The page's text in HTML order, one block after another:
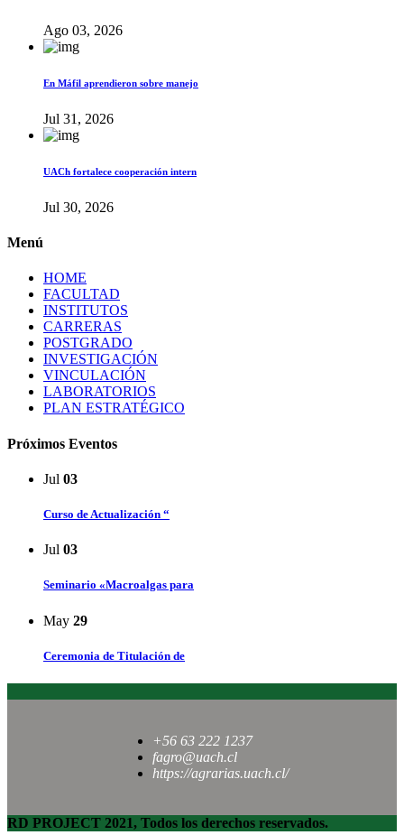
Ago 03, 2026
En Máfil aprendieron sobre manejo
Jul 31, 2026
UACh fortalece cooperación intern
Jul 30, 2026
Menú
HOME
FACULTAD
INSTITUTOS
CARRERAS
POSTGRADO
INVESTIGACIÓN
VINCULACIÓN
LABORATORIOS
PLAN ESTRATÉGICO
Próximos Eventos
Jul 03
Curso de Actualización “
Jul 03
Seminario «Macroalgas para
May 29
Ceremonia de Titulación de
+56 63 222 1237
fagro@uach.cl
https://agrarias.uach.cl/
RD PROJECT 2021, Todos los derechos reservados.